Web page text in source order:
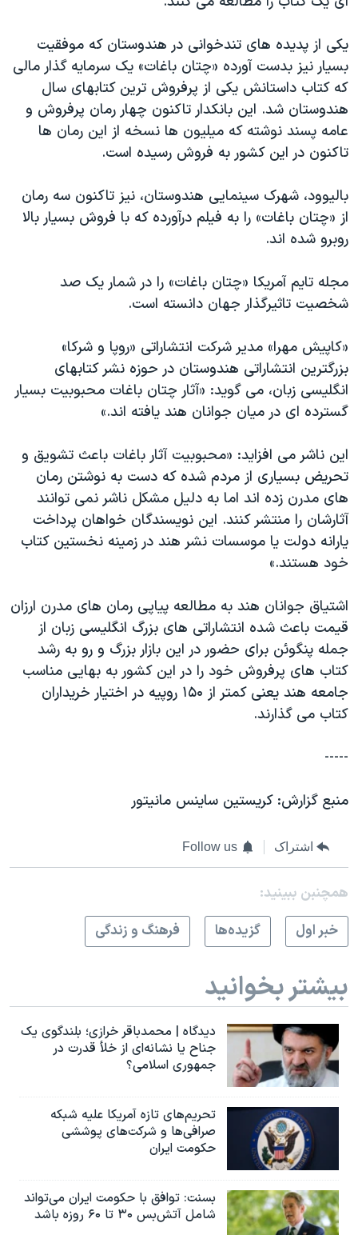
یکی از پدیده های تندخوانی در هندوستان که موفقیت
بسیار نیز بدست آورده «چتان باغات» یک سرمایه گذار مالی
که کتاب داستانش یکی از پرفروش ترین کتابهای سال
هندوستان شد. این بانکدار تاکنون چهار رمان پرفروش و
عامه پسند نوشته که میلیون ها نسخه از این رمان ها
تاکنون در این کشور به فروش رسیده است.
بالیوود، شهرک سینمایی هندوستان، نیز تاکنون سه رمان
از «چتان باغات» را به فیلم درآورده که با فروش بسیار بالا
روبرو شده اند.
مجله تایم آمریکا «چتان باغات» را در شمار یک صد
شخصیت تاثیرگذار جهان دانسته است.
«کاپیش مهرا» مدیر شرکت انتشاراتی «روپا و شرکا»
بزرگترین انتشاراتی هندوستان در حوزه نشر کتابهای
انگلیسی زبان، می گوید: «آثار چتان باغات محبوبیت بسیار
گسترده ای در میان جوانان هند یافته اند.»
این ناشر می افزاید: «محبوبیت آثار باغات باعث تشویق و
تحریض بسیاری از مردم شده که دست به نوشتن رمان
های مدرن زده اند اما به دلیل مشکل ناشر نمی توانند
آثارشان را منتشر کنند. این نویسندگان خواهان پرداخت
یارانه دولت یا موسسات نشر هند در زمینه نخستین کتاب
خود هستند.»
اشتیاق جوانان هند به مطالعه پیاپی رمان های مدرن ارزان
قیمت باعث شده انتشاراتی های بزرگ انگلیسی زبان از
جمله پنگوئن برای حضور در این بازار بزرگ و رو به رشد
کتاب های پرفروش خود را در این کشور به بهایی مناسب
جامعه هند یعنی کمتر از ۱۵۰ روپیه در اختیار خریداران
کتاب می گذارند.
-----
منبع گزارش: کریستین ساینس مانیتور
اشتراک Follow us
همچنبن ببینید:
خبر اول
گزيده‌ها فرهنگ و زندگی
بیشتر بخوانید
دیدگاه | محمدباقر خرازی؛ بلندگوی یک
جناح یا نشانه‌ای از خلأ قدرت در
جمهوری اسلامی؟
تحریم‌های تازه آمریکا علیه شبکه
صرافی‌ها و شرکت‌های پوششی
حکومت ایران
بسنت: توافق با حکومت ایران می‌تواند
شامل آتش‌بس ۳۰ تا ۶۰ روزه باشد